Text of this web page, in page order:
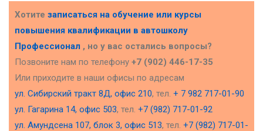
Хотите записаться на обучение или курсы
повышения квалификации в автошколу
Профессионал , но у вас остались вопросы?
Позвоните нам по телефону +7 (902) 446-17-35
Или приходите в наши офисы по адресам
ул. Сибирский тракт 8Д, офис 210, тел. + 7 982 717-01-90
ул. Гагарина 14, офис 503, тел. +7 (982) 717-01-92
ул. Амундсена 107, блок 3, офис 513, тел. +7 (982) 717-01-